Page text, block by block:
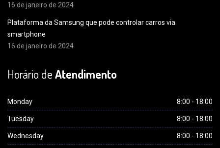
16 de janeiro de 2024
Plataforma da Samsung que pode controlar carros via
smartphone
16 de janeiro de 2024
Horário deAtendimento
Monday 8:00 - 18:00
Tuesday 8:00 - 18:00
Wednesday 8:00 - 18:00